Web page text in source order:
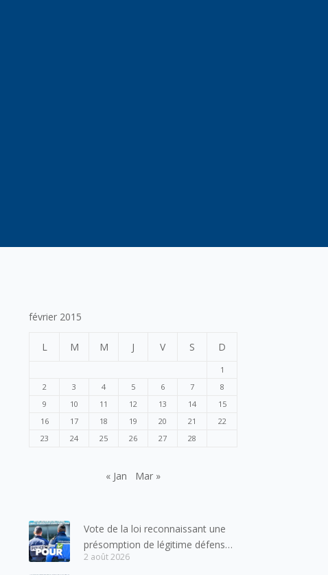
février 2015
L M M J V S D
1
2
3 4 5 6 7
8
9
10 11 12 13 14
15
16
17 18 19 20 21
22
23
24 25 26 27 28
« Jan Mar »
Vote de la loi reconnaissant une
présomption de légitime défense
pour les forces de l’ordre
2 août 2026